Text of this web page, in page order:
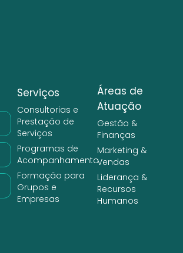
Serviços
Consultorias e
Prestação de
Serviços
Programas de
Acompanhamento
Formação para
Grupos e
Empresas
Áreas de
Atuação
Gestão &
Finanças
Marketing &
Vendas
Liderança &
Recursos
Humanos